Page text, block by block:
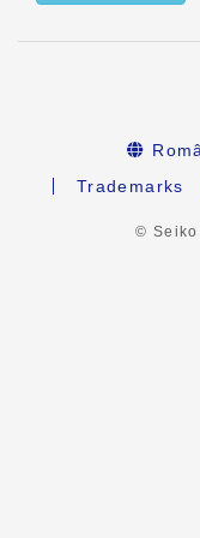
Trademarks
©